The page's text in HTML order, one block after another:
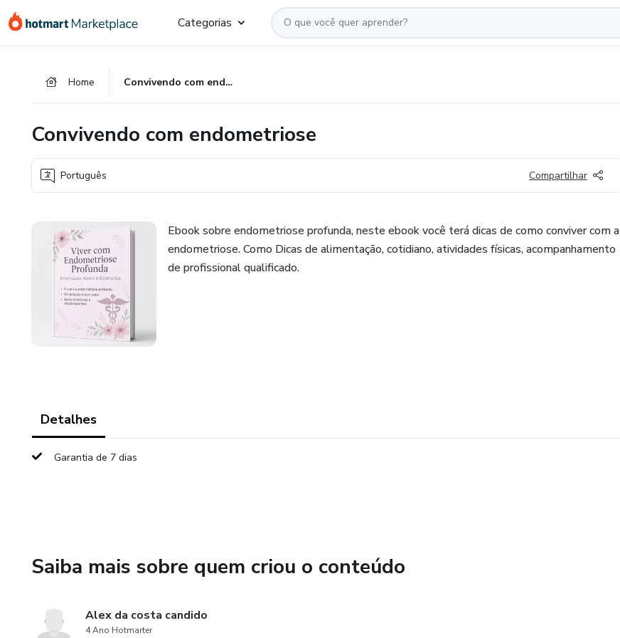
para
para
para
Categorias
Home Convivendo com endometriose
Convivendo com endometriose
Português Compartilhar
Ebook sobre endometriose profunda, neste ebook você terá dicas de como conviver com a
endometriose. Como Dicas de alimentação, cotidiano, atividades físicas, acompanhamento
de profissional qualificado.
Detalhes
Garantia de 7 dias
Saiba mais sobre quem criou o conteúdo
Alex da costa candido
4 Ano Hotmarter